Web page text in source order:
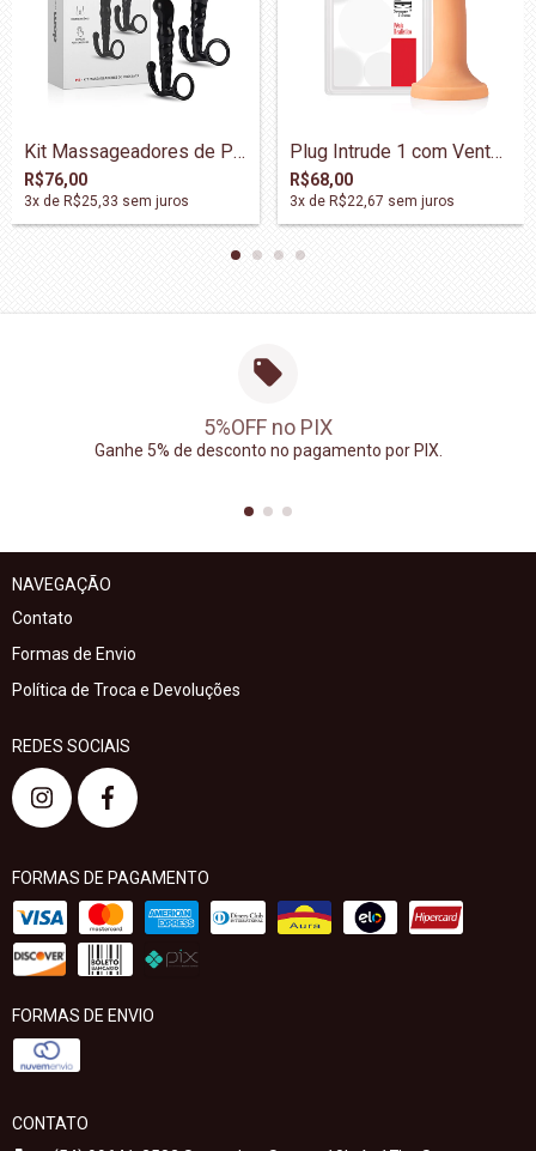
Kit Massageadores de Próstata - DOM062
R$76,00
3x de R$25,33 sem juros
Plug Intrude 1 com Ventosa 17x3,5cm - Vo...
R$68,00
3x de R$22,67 sem juros
5%OFF no PIX
Ganhe 5% de desconto no pagamento por PIX.
NAVEGAÇÃO
Contato
Formas de Envio
Política de Troca e Devoluções
REDES SOCIAIS
FORMAS DE PAGAMENTO
FORMAS DE ENVIO
CONTATO